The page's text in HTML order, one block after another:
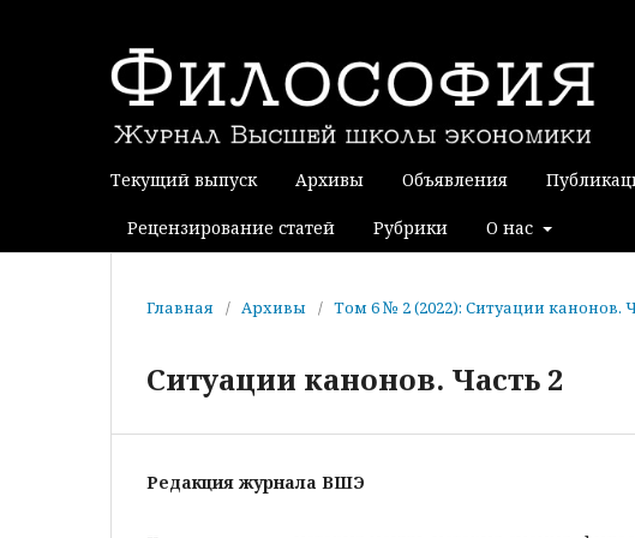
Текущий выпуск Архивы Объявления
Рецензирование статей Рубрики О нас
Главная / Архивы / Том 6 № 2 (2022): Ситуации канонов.
Ситуации канонов. Часть 2
Редакция журнала ВШЭ